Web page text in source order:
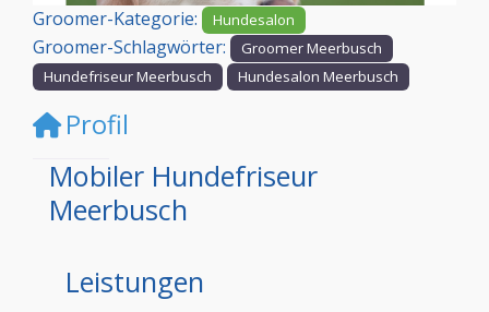
Groomer-Kategorie: Hundesalon
Groomer-Schlagwörter:
Groomer Meerbusch
Hundefriseur Meerbusch
Hundesalon Meerbusch
Profil
Mobiler Hundefriseur
Meerbusch
Leistungen